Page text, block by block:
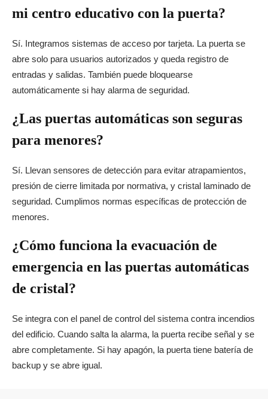
mi centro educativo con la puerta?
Sí. Integramos sistemas de acceso por tarjeta. La puerta se
abre solo para usuarios autorizados y queda registro de
entradas y salidas. También puede bloquearse
automáticamente si hay alarma de seguridad.
¿Las puertas automáticas son seguras
para menores?
Sí. Llevan sensores de detección para evitar atrapamientos,
presión de cierre limitada por normativa, y cristal laminado de
seguridad. Cumplimos normas específicas de protección de
menores.
¿Cómo funciona la evacuación de
emergencia en las puertas automáticas
de cristal?
Se integra con el panel de control del sistema contra incendios
del edificio. Cuando salta la alarma, la puerta recibe señal y se
abre completamente. Si hay apagón, la puerta tiene batería de
backup y se abre igual.